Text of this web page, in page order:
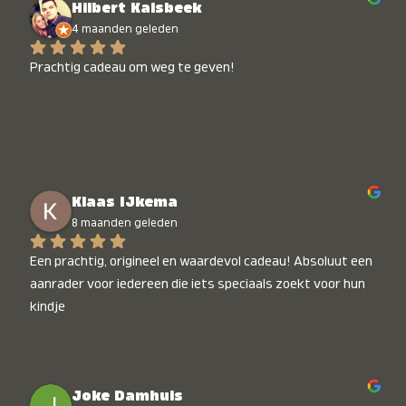
Hilbert Kalsbeek
4 maanden geleden
Prachtig cadeau om weg te geven!
Klaas IJkema
8 maanden geleden
Een prachtig, origineel en waardevol cadeau! Absoluut een
aanrader voor iedereen die iets speciaals zoekt voor hun
kindje
Joke Damhuis